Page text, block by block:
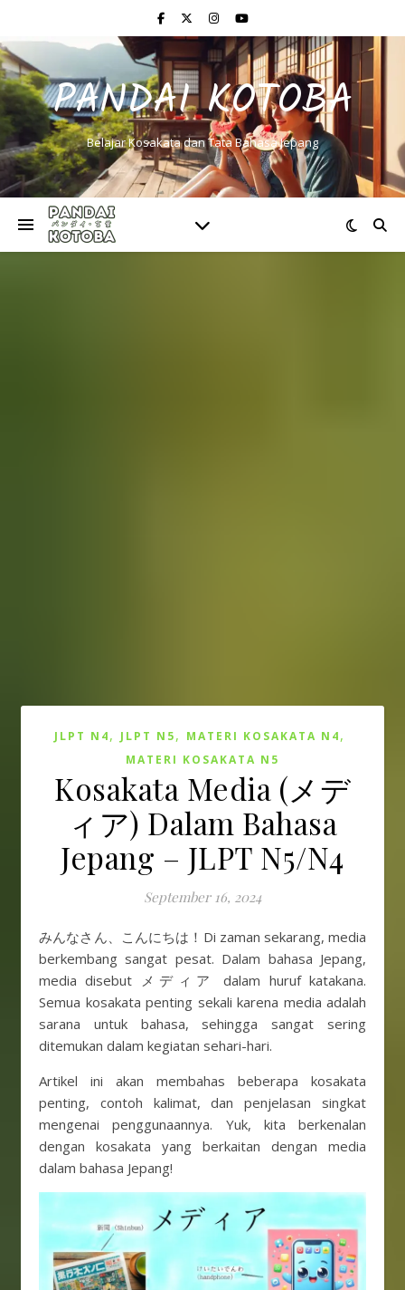
PANDAI KOTOBA
Belajar Kosakata dan Tata Bahasa Jepang
JLPT N4, JLPT N5, MATERI KOSAKATA N4,
MATERI KOSAKATA N5
Kosakata Media (メデ
ィア) Dalam Bahasa
Jepang – JLPT N5/N4
September 16, 2024
みんなさん、こんにちは！Di zaman sekarang, media
berkembang sangat pesat. Dalam bahasa Jepang,
media disebut メディア dalam huruf katakana.
Semua kosakata penting sekali karena media adalah
sarana untuk bahasa, sehingga sangat sering
ditemukan dalam kegiatan sehari-hari.
Artikel ini akan membahas beberapa kosakata
penting, contoh kalimat, dan penjelasan singkat
mengenai penggunaannya. Yuk, kita berkenalan
dengan kosakata yang berkaitan dengan media
dalam bahasa Jepang!